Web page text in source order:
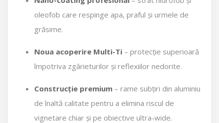
oleofob care respinge apa, praful și urmele de
grăsime.
Noua acoperire Multi-Ti – protecție superioară
împotriva zgârieturilor și reflexiilor nedorite.
Construcție premium – rame subțiri din aluminiu
de înaltă calitate pentru a elimina riscul de
vignetare chiar și pe obiective ultra-wide.